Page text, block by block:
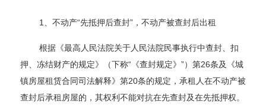
1、不动产“先抵押后查封”，不动产被查封后出租
根据《最高人民法院关于人民法院民事执行中查封、扣
押、冻结财产的规定》（下称“《查封规定》”）第26条及《城
镇房屋租赁合同司法解释》第20条的规定，承租人在不动产被
查封后承租房屋的，其权利不能对抗在先查封及在先抵押权。